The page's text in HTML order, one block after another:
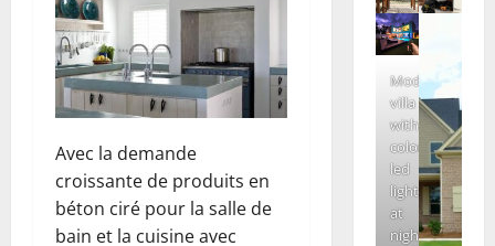
Avec la demande
croissante de produits en
béton ciré pour la salle de
bain et la cuisine avec
Modern
villa
with
colored
led
lights
at
night.